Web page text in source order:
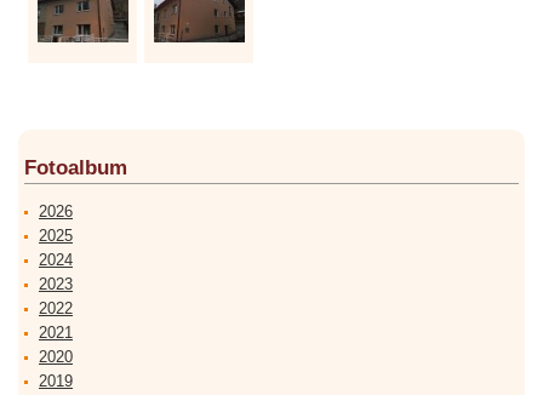
Fotoalbum
2026
2025
2024
2023
2022
2021
2020
2019